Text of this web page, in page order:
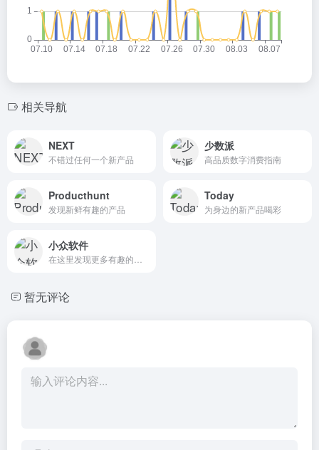
相关导航
NEXT
不错过任何一个新产品
少数派
高品质数字消费指南
Producthunt
发现新鲜有趣的产品
Today
为身边的新产品喝彩
小众软件
暂无评论